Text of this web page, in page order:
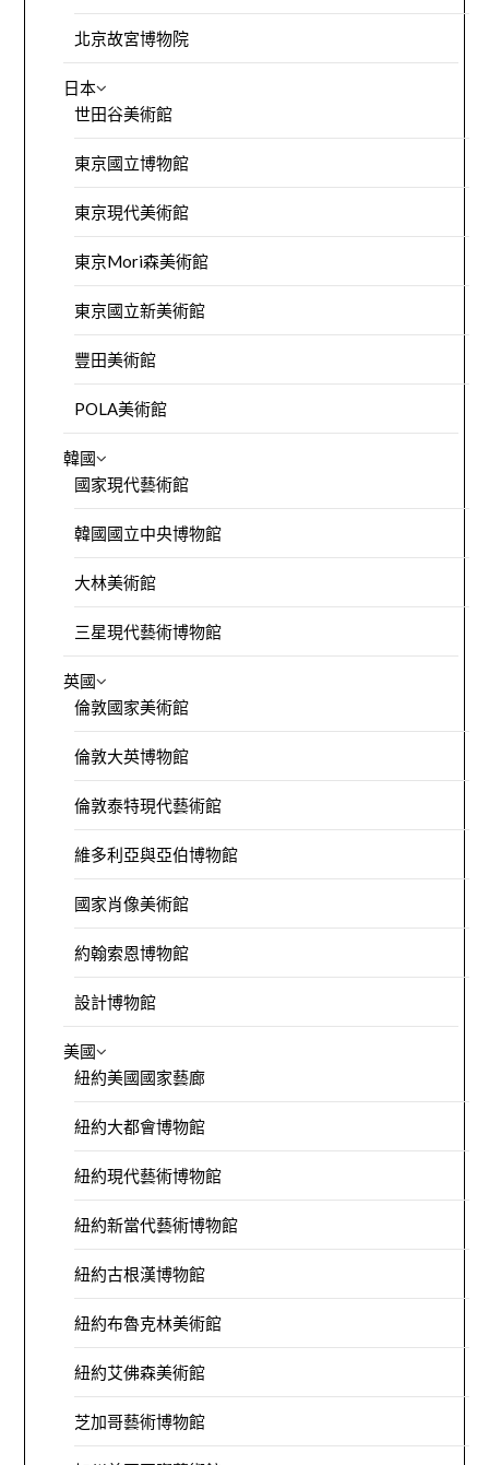
北京故宮博物院
日本
世田谷美術館
東京國立博物館
東京現代美術館
東京Mori森美術館
東京國立新美術館
豐田美術館
POLA美術館
韓國
國家現代藝術館
韓國國立中央博物館
大林美術館
三星現代藝術博物館
英國
倫敦國家美術館
倫敦大英博物館
倫敦泰特現代藝術館
維多利亞與亞伯博物館
國家肖像美術館
約翰索恩博物館
設計博物館
美國
紐約美國國家藝廊
紐約大都會博物館
紐約現代藝術博物館
紐約新當代藝術博物館
紐約古根漢博物館
紐約布魯克林美術館
紐約艾佛森美術館
芝加哥藝術博物館